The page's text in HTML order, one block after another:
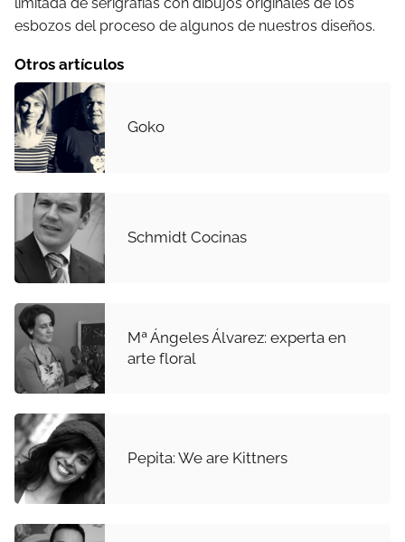
esbozos del proceso de algunos de nuestros diseños.
Otros artículos
Goko
Schmidt Cocinas
Mª Ángeles Álvarez: experta en
arte floral
Pepita: We are Kittners